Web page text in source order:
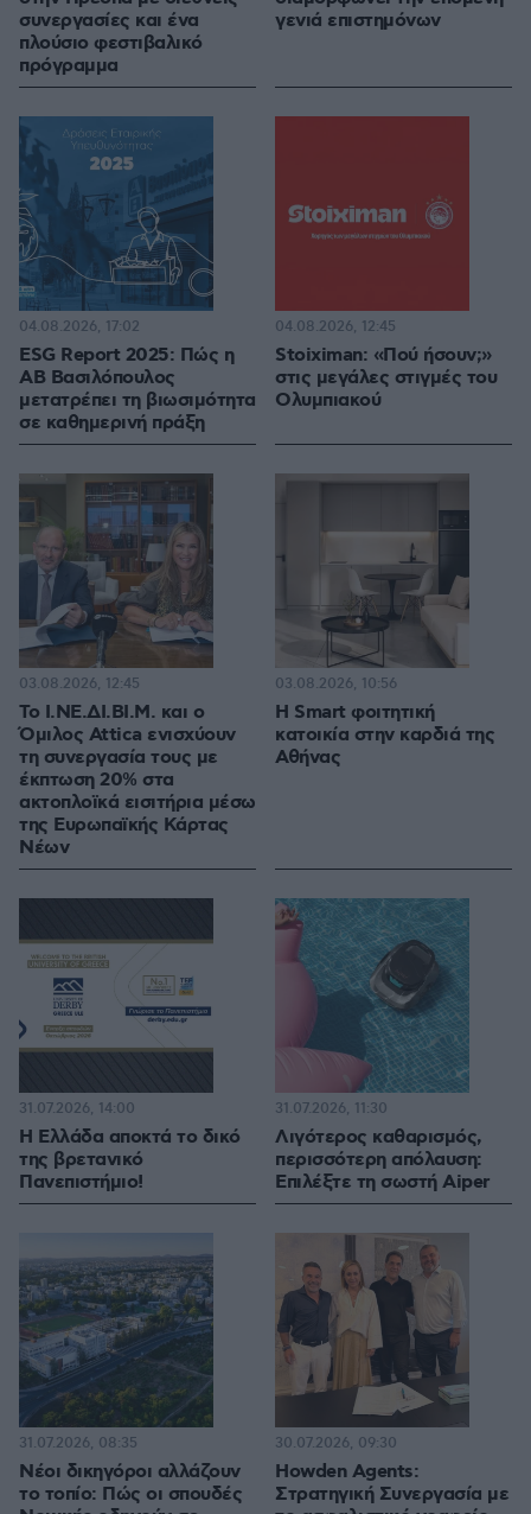
συνεργασίες και ένα
πλούσιο φεστιβαλικό
πρόγραμμα
γενιά επιστημόνων
ESG Report 2025: Πώς η
ΑΒ Βασιλόπουλος
μετατρέπει τη βιωσιμότητα
σε καθημερινή πράξη
04.08.2026, 17:02
Stoiximan: «Πού ήσουν;»
στις μεγάλες στιγμές του
Ολυμπιακού
04.08.2026, 12:45
Το Ι.ΝΕ.ΔΙ.ΒΙ.Μ. και o
Όμιλος Attica ενισχύουν
τη συνεργασία τους με
έκπτωση 20% στα
ακτοπλοϊκά εισιτήρια μέσω
της Ευρωπαϊκής Κάρτας
Νέων
03.08.2026, 12:45
Η Smart φοιτητική
κατοικία στην καρδιά της
Αθήνας
03.08.2026, 10:56
Η Ελλάδα αποκτά το δικό
της βρετανικό
Πανεπιστήμιο!
31.07.2026, 14:00
Λιγότερος καθαρισμός,
περισσότερη απόλαυση:
Επιλέξτε τη σωστή Aiper
31.07.2026, 11:30
Νέοι δικηγόροι αλλάζουν
το τοπίο: Πώς οι σπουδές
31.07.2026, 08:35
Howden Agents:
Στρατηγική Συνεργασία με
30.07.2026, 09:30